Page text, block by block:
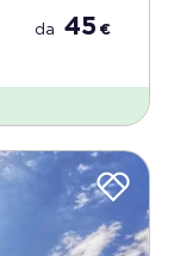
da 45 €